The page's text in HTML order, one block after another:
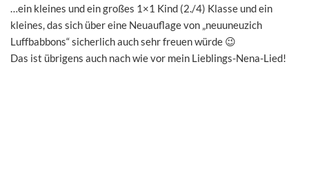
…ein kleines und ein großes 1×1 Kind (2./4) Klasse und ein
kleines, das sich über eine Neuauflage von „neuuneuzich
Luffbabbons“ sicherlich auch sehr freuen würde 😉
Das ist übrigens auch nach wie vor mein Lieblings-Nena-Lied!